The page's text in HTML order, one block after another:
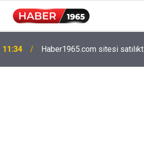
11:34 Haber1965.com sitesi satılıktır
15:52
hesaplarda